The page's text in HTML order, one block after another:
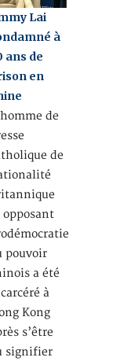
Lai
à
ans de
en
de
de
opposant
pouvoir
a été
à
Kong
s’être
signifier